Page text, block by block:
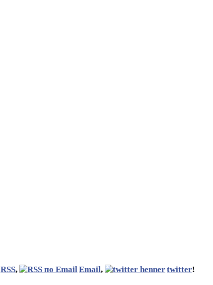
RSS, Email, twitter!